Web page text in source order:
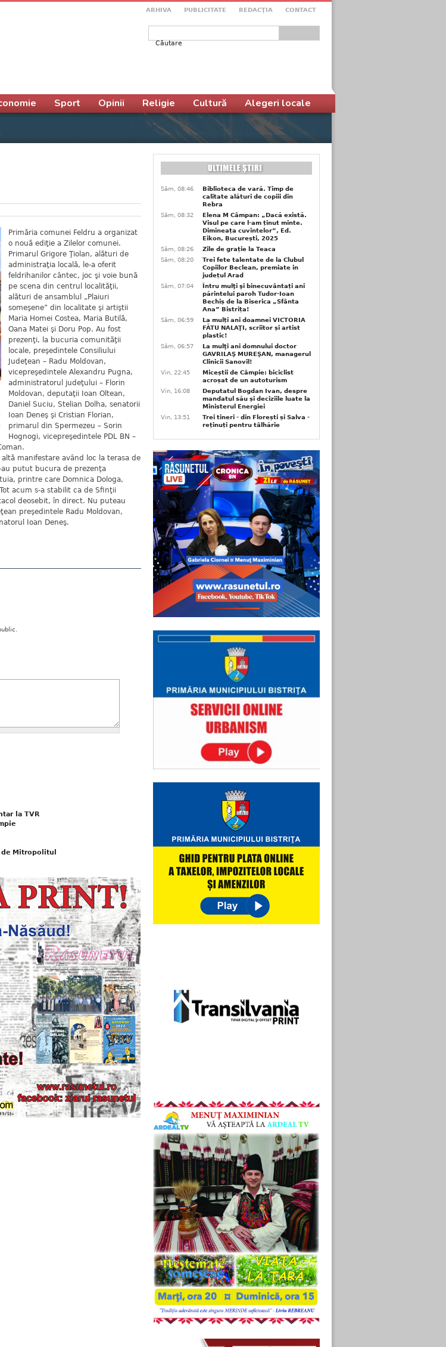
ARHIVA PUBLICITATE REDACŢIA CONTACT
Formular de căutare
Primăria comunei Feldru a organizat
o nouă ediţie a Zilelor comunei.
Primarul Grigore Ţiolan, alături de
administraţia locală, le-a oferit
feldrihanilor cântec, joc şi voie bună
pe scena din centrul localităţii,
alături de ansamblul „Plaiuri
someşene” din localitate şi artiştii
Maria Homei Costea, Maria Butilă,
Oana Matei şi Doru Pop. Au fost
prezenţi, la bucuria comunităţii
locale, preşedintele Consiliului
Judeţean – Radu Moldovan,
vicepreşedintele Alexandru Pugna,
administratorul judeţului – Florin
Moldovan, deputaţii Ioan Oltean,
Daniel Suciu, Stelian Dolha, senatorii
Ioan Deneş şi Cristian Florian,
primarul din Spermezeu – Sorin
Hognogi, vicepreşedintele PDL BN –
manifestare având loc la terasa de
au putut bucura de prezenţa
printre care Domnica Dologa,
acum s-a stabilit ca de Sfinţii
deosebit, în direct. Nu puteau
preşedintele Radu Moldovan,
Ioan Deneş.
la TVR
Mitropolitul
Sport Opinii Religie Cultură Alegeri locale
Sâm, 08:46
Biblioteca de vară. Timp de
calitate alături de copiii din
Rebra
Sâm, 08:32
Elena M Câmpan: „Dacă există.
Visul pe care l-am ținut minte.
Dimineața cuvintelor”, Ed.
Eikon, București, 2025
Sâm, 08:26
Zile de grație la Teaca
Sâm, 08:20
Trei fete talentate de la Clubul
Copiilor Beclean, premiate in
județul Arad
Sâm, 07:04
Întru mulţi şi binecuvântați ani
părintelui paroh Tudor-Ioan
Bechiș de la Biserica „Sfânta
Ana” Bistrița!
Sâm, 06:59
La mulți ani doamnei VICTORIA
FĂTU NALAŢI, scriitor și artist
plastic!
Sâm, 06:57
La mulţi ani domnului doctor
GAVRILAŞ MUREŞAN, managerul
Clinicii Sanovil!
Vin, 22:45
Miceștii de Câmpie: biciclist
acroșat de un autoturism
Vin, 16:08
Deputatul Bogdan Ivan, despre
mandatul său și deciziile luate la
Ministerul Energiei
Vin, 13:51
Trei tineri - din Florești și Salva -
reținuți pentru tâlhărie